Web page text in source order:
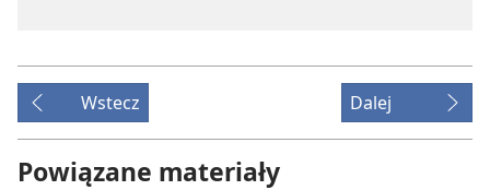
Wstecz Dalej
Powiązane materiały